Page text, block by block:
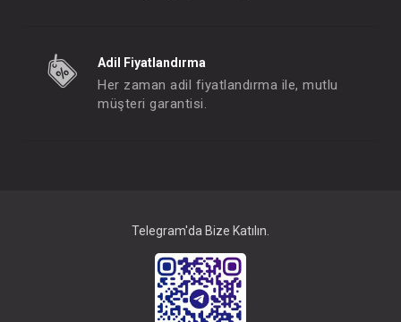
Adil Fiyatlandırma
Her zaman adil fiyatlandırma ile, mutlu
müşteri garantisi.
Telegram'da Bize Katılın.